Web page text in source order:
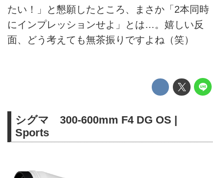
たい！」と懇願したところ、まさか「2本同時
にインプレッションせよ」とは…。嬉しい反
面、どう考えても無茶振りですよね（笑）
シグマ 300-600mm F4 DG OS |
Sports